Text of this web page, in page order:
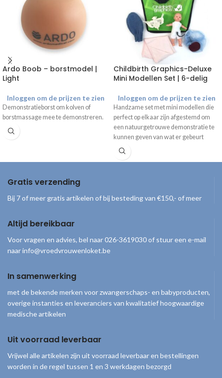
Ardo Boob – borstmodel |
Light
Inloggen om de prijzen te zien
Demonstratieborst om kolven of
borstmassage mee te demonstreren.
Childbirth Graphics-Deluxe
Mini Modellen Set | 6-delig
Inloggen om de prijzen te zien
Handzame set met mini modellen die
perfect op elkaar zijn afgestemd om
een natuurgetrouwe demonstratie te
kunnen geven van wat er gebeurt
tijdens de arbeid. Het bekken model is
flexibel zodat alle bewegingen tijdens
hand-out vellen.
Gratis verzending
Bij 7 of meer gratis artikelen of bij besteding van €150,- of meer
Altijd bereikbaar
Voor vragen en advies, bel naar 026-3619030 of stuur een e-mail
naar info@vroedvrouwenloket.be
In samenwerking
met de bekende merken voor zwangerschaps- en babyproducten,
overige instanties en leveranciers van kwalitatief hoogwaardige
medische artikelen
Uit voorraad leverbaar
Vrijwel alle artikelen zijn uit voorraad leverbaar en bestellingen
worden in de regel tussen 1 en 3 werkdagen bezorgd